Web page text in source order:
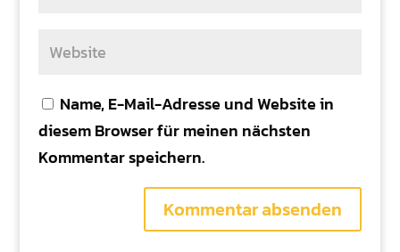
Name, E-Mail-Adresse und Website in
diesem Browser für meinen nächsten
Kommentar speichern.